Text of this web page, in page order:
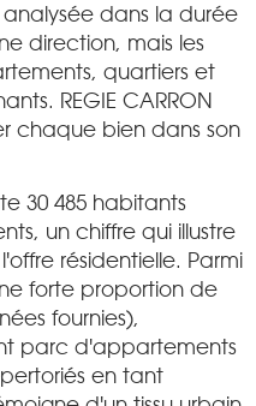
analysée dans la durée
direction, mais les
quartiers et
REGIE CARRON
chaque bien dans son
30 485 habitants
un chiffre qui illustre
résidentielle. Parmi
forte proportion de
fournies),
parc d'appartements
en tant